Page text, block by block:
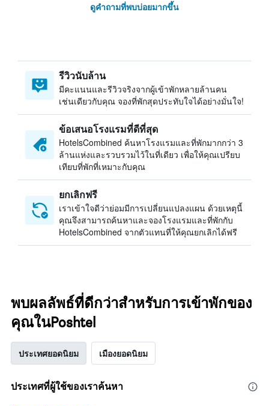
ดูคำถามที่พบบ่อยมากขึ้น
รีวิวนับล้าน
มีคะแนนและรีวิวจริงจากผู้เข้าพักหลายล้านคน
เช่นเดียวกับคุณ จองที่พักสุดประทับใจได้อย่างมั่นใจ!
ข้อเสนอโรงแรมที่ดีที่สุด
HotelsCombined ค้นหาโรงแรมและที่พักมากกว่า 3
ล้านแห่งและรวบรวมไว้ในที่เดียว เพื่อให้คุณเปรียบ
เทียบที่พักที่เหมาะกับคุณ
ยกเลิกฟรี
เราเข้าใจดีว่าย่อมมีการเปลี่ยนแปลงแผน ด้วยเหตุนี้
คุณจึงสามารถค้นหาและจองโรงแรมและที่พักกับ
HotelsCombined จากตัวแทนที่ให้คุณยกเลิกได้ฟรี
พบผลลัพธ์ที่ดีกว่าสำหรับการเข้าพักของ
คุณในPoshtel
ประเทศยอดนิยม เมืองยอดนิยม
ประเทศที่ผู้ใช้ของเราค้นหา